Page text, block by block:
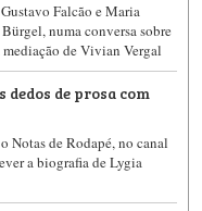
Falcão e Maria
numa conversa sobre
de Vivian Vergal
dedos de prosa com
Notas de Rodapé, no canal
a biografia de Lygia